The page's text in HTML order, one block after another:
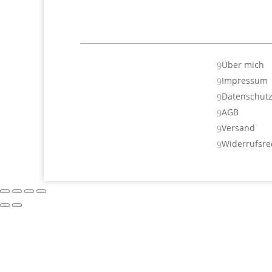
9Über mich
9Impressum
9Datenschutz
9AGB
9Versand
9